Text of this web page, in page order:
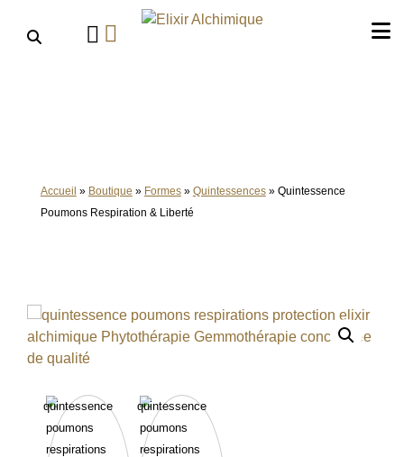
Accueil » Boutique » Formes» Quintessences» Quintessence
Poumons Respiration & Liberté